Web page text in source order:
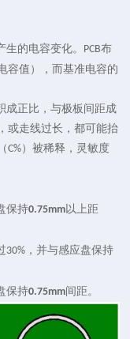
的电容变化。 PCB布
容值），而基准电容的
成正比，与极板间距成
或走线过长，都可能抬
C%）被稀释，灵敏度
保持0.75mm以上距
30% ，并与感应盘保持
保持0.75mm间距。